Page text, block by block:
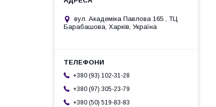
вул. Академіка Павлова 165 , ТЦ
Барабашова, Харків, Україна
+380 (93) 102-31-28
+380 (97) 305-23-79
+380 (50) 519-83-83